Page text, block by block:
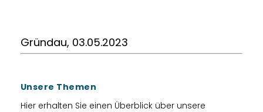
Gründau, 03.05.2023
Unsere Themen
Hier erhalten Sie einen Überblick über unsere